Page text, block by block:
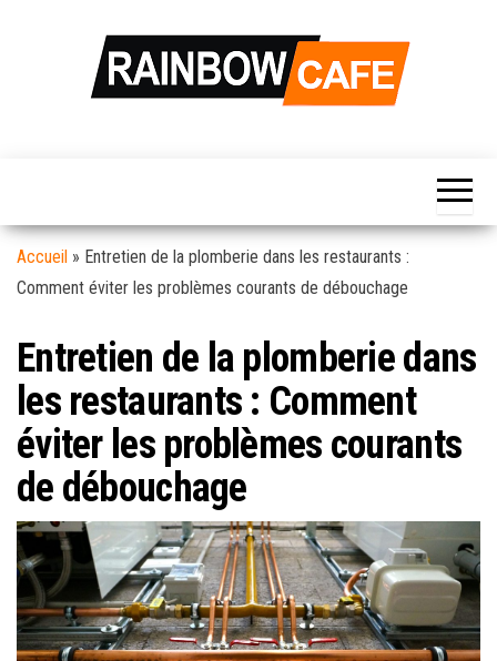
Quotidienne…
Accueil » Entretien de la plomberie dans les restaurants :
Comment éviter les problèmes courants de débouchage
Entretien de la plomberie dans
les restaurants : Comment
éviter les problèmes courants
de débouchage